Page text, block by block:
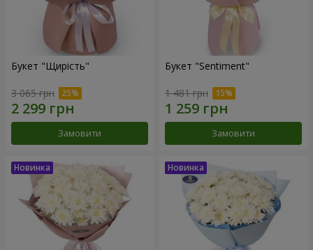
Букет "Щирість"
3 065 грн
Замовити
Букет "Sentiment"
1 481 грн
Замовити